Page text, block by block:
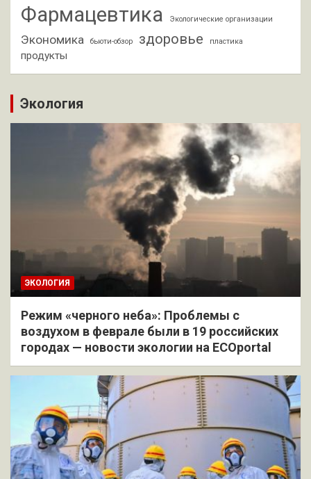
Фармацевтика Экологические организации
Экономика бьюти-обзор здоровье пластика
продукты
Экология
ЭКОЛОГИЯ
Режим «черного неба»: Проблемы с
воздухом в феврале были в 19 российских
городах — новости экологии на ECOportal